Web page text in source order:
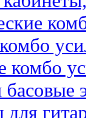
комбо
басовые
для